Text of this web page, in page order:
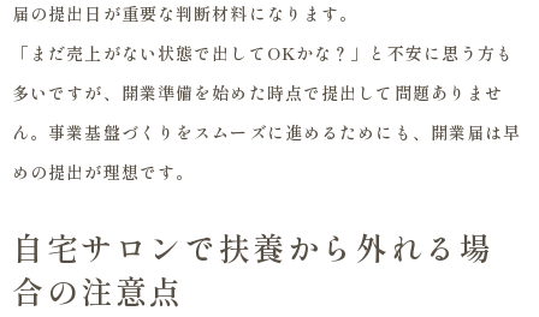
届の提出日が重要な判断材料になります。
「まだ売上がない状態で出してOKかな？」と不安に思う方も
多いですが、開業準備を始めた時点で提出して問題ありませ
ん。事業基盤づくりをスムーズに進めるためにも、開業届は早
めの提出が理想です。
自宅サロンで扶養から外れる場
合の注意点